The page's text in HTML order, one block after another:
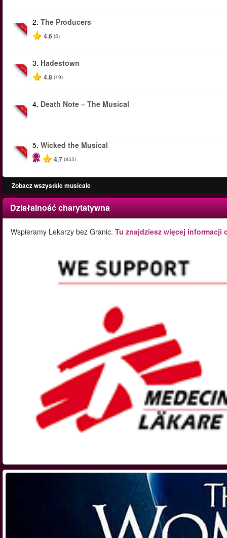
-50%
2. The Producers
4.6 (5)
-50%
3. Hadestown
4.8 (19)
-40%
4. Death Note – The Musical
-50%
5. Wicked the Musical
4.7 (855)
Zobacz wszystkie musicale
Działalność charytatywna
Wspieramy Lekarzy bez Granic. Tu znajdziesz więcej informacji